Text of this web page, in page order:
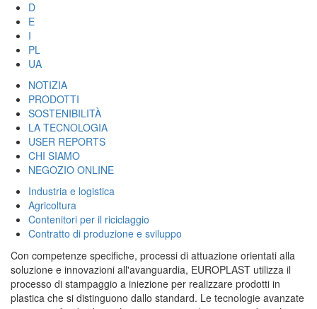
D
E
I
PL
UA
NOTIZIA
PRODOTTI
SOSTENIBILITÀ
LA TECNOLOGIA
USER REPORTS
CHI SIAMO
NEGOZIO ONLINE
Industria e logistica
Agricoltura
Contenitori per il riciclaggio
Contratto di produzione e sviluppo
Con competenze specifiche, processi di attuazione orientati alla
soluzione e innovazioni all'avanguardia, EUROPLAST utilizza il
processo di stampaggio a iniezione per realizzare prodotti in
plastica che si distinguono dallo standard. Le tecnologie avanzate